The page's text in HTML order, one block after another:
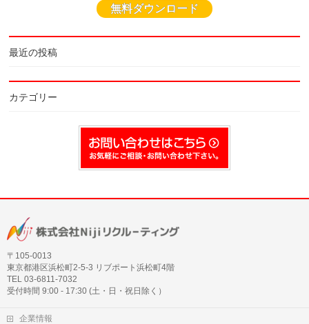
無料ダウンロード
最近の投稿
カテゴリー
〒105‐0013
東京都港区浜松町2-5-3 リブポート浜松町4階
TEL 03-6811-7032
受付時間 9:00 - 17:30 (土・日・祝日除く）
企業情報